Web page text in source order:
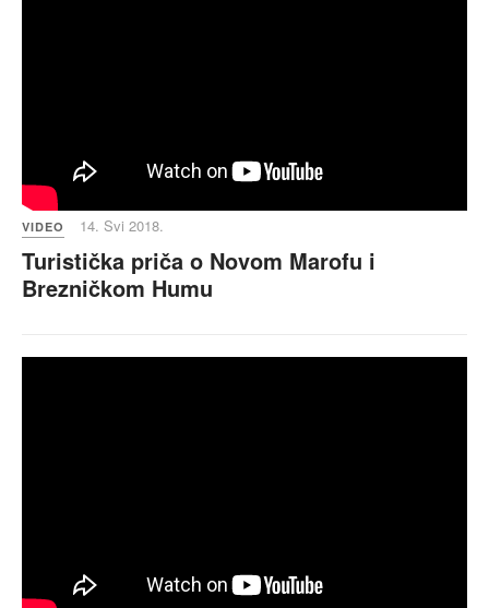
VIDEO 14. Svi 2018.
Turistička priča o Novom Marofu i
Brezničkom Humu